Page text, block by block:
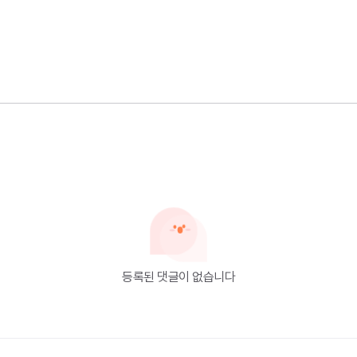
등록된 댓글이 없습니다